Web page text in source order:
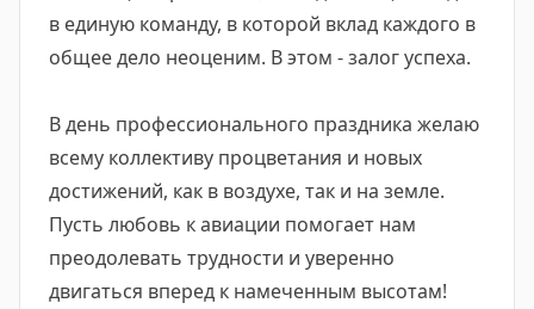
в единую команду, в которой вклад каждого в
общее дело неоценим. В этом - залог успеха.
В день профессионального праздника желаю
всему коллективу процветания и новых
достижений, как в воздухе, так и на земле.
Пусть любовь к авиации помогает нам
преодолевать трудности и уверенно
двигаться вперед к намеченным высотам!